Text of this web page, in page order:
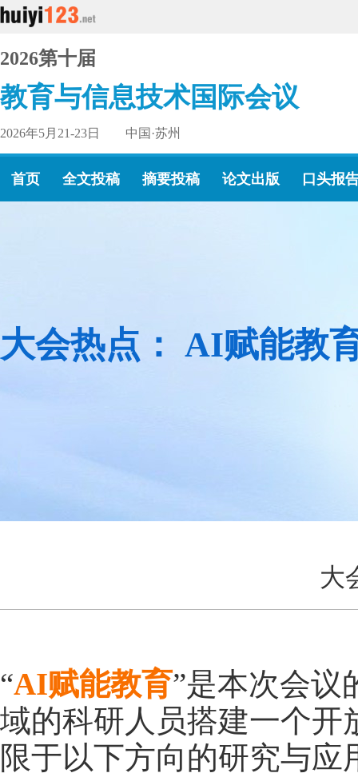
2026第十届
教育与信息技术国际会议
2026年5月21-23日 中国·苏州
首页 全文投稿 摘要投稿 论文出版 口头报
大会热点： AI赋能教
大
“AI赋能教育”是本次会议
域的科研人员搭建一个开
限于以下方向的研究与应